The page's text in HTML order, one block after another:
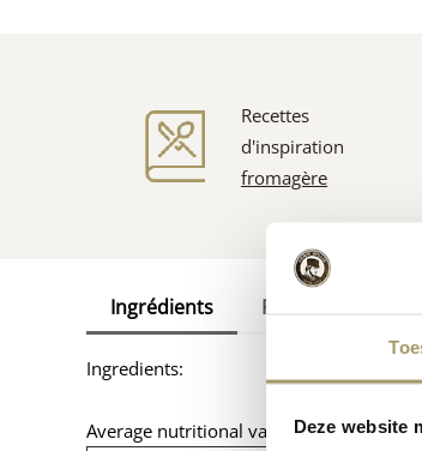
Deze website
Recettes
d'inspiration
fromagère
Ingrédients Features
Ingredients:
Average nutritional value per 100 g: